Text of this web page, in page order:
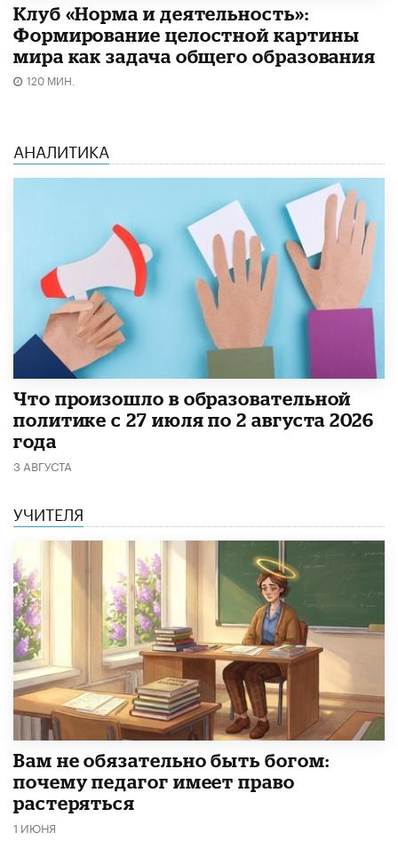
Клуб «Норма и деятельность»:
Формирование целостной картины
мира как задача общего образования
120 МИН.
АНАЛИТИКА
​Что произошло в образовательной
политике с 27 июля по 2 августа 2026
года
3 АВГУСТА
УЧИТЕЛЯ
​Вам не обязательно быть богом:
почему педагог имеет право
растеряться
1 ИЮНЯ